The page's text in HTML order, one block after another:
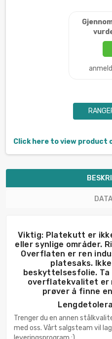
Click here to view product
Viktig: Platekutt er
eller synlige områder.
Overflaten er ren
platesaks.
beskyttelsesfolie.
overflatekvalitet er
prøver å finne
Trenger du en annen
med oss. Vårt salgsteam vil